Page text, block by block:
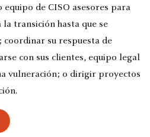
equipo de CISO asesores para
la transición hasta que se
su respuesta de
con sus clientes, equipo legal
vulneración; o dirigir proyectos